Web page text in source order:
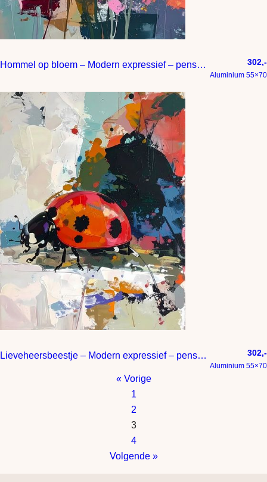
Hommel op bloem – Modern expressief – penseelstreken en abstracte kleurige vlakken 302,-
Aluminium 55×70
Lieveheersbeestje – Modern expressief – penseelstreken en abstracte kleurige vlakken 302,-
Aluminium 55×70
« Vorige
1
2
3
4
Volgende »